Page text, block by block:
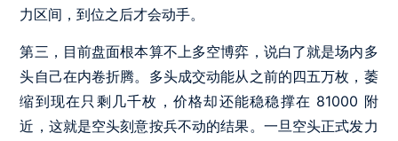
力区间，到位之后才会动手。
第三，目前盘面根本算不上多空博弈，说白了就是场内多
头自己在内卷折腾。多头成交动能从之前的四五万枚，萎
缩到现在只剩几千枚，价格却还能稳稳撑在 81000 附
近，这就是空头刻意按兵不动的结果。一旦空头正式发力